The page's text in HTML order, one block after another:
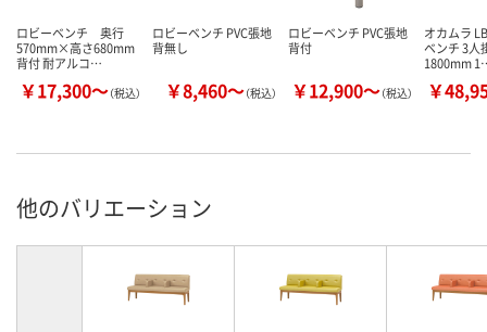
ロビーベンチ 奥行
570mm×高さ680mm
背付 耐アルコ…
￥17,300～（税込）
ロビーベンチ PVC張地
背無し
￥8,460～（税込）
ロビーベンチ PVC張地
背付
￥12,900～（税込）
オカムラ
ベンチ 3人
1800mm
￥
他のバリエーション